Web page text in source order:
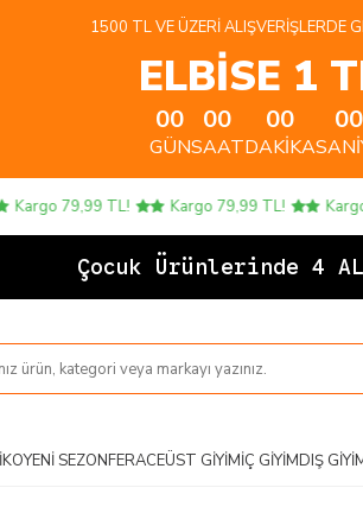
1500 TL VE ÜZERI ALIŞVERIŞLERDE
ELBİSE 1
00
GÜN
00
SAAT
00
DAKIKA
00
79,99 TL! Kargo 79,99 TL! Kargo
Çocuk Ürünlerinde 4
YENI SEZONFERACEÜST GIYIMİÇ GIYIMDIŞ